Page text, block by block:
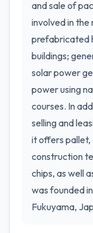
and sale of
involved in
prefabricated
buildings;
solar power
power using
courses. In
selling and
it offers pallet,
construction
chips, as well
was founded
Fukuyama,